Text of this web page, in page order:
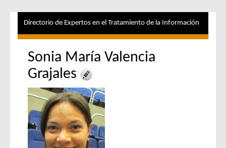
Directorio de Expertos en el Tratamiento de la Información
Sonia María Valencia
Grajales